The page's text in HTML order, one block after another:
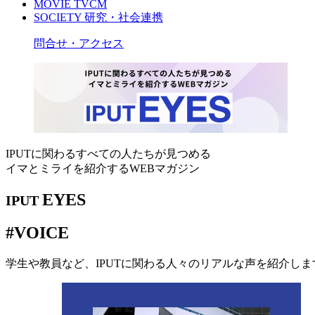
MOVIE TVCM
SOCIETY 研究・社会連携
問合せ・アクセス
IPUTに関わるすべての人たちが見つめる
イマとミライを紹介するWEBマガジン
IPUT EYES
#VOICE
学生や教員など、IPUTに関わる人々のリアルな声を紹介しま